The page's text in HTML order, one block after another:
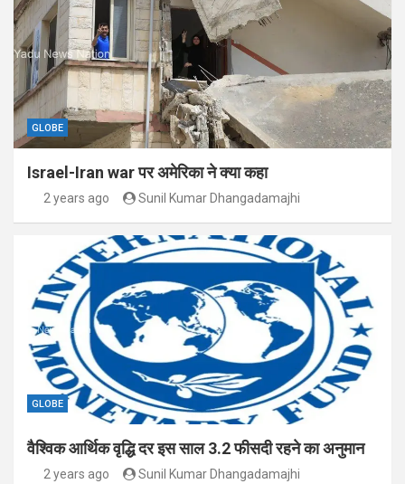
GLOBE
Israel-Iran war पर अमेरिका ने क्या कहा
2 years ago Sunil Kumar Dhangadamajhi
GLOBE
वैश्विक आर्थिक वृद्धि दर इस साल 3.2 फीसदी रहने का अनुमान
2 years ago Sunil Kumar Dhangadamajhi